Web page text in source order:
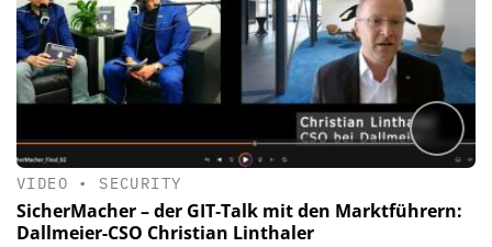
VIDEO • SECURITY
SicherMacher – der GIT‑Talk mit den Marktführern:
Dallmeier-CSO Christian Linthaler